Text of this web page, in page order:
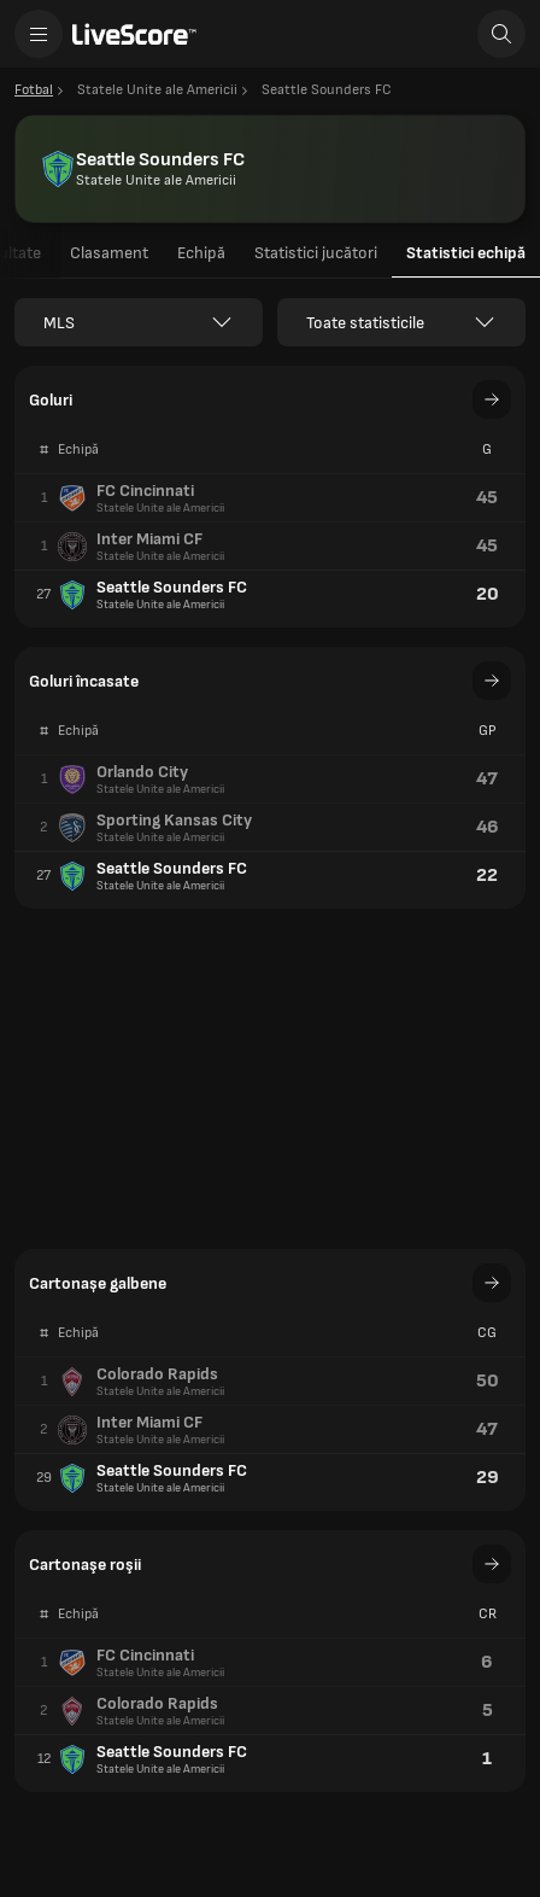
Fotbal Statele Unite ale Americii Seattle Sounders FC
Seattle Sounders FC
Statele Unite ale Americii
Clasament Echipă Statistici jucători Statistici echipă
MLS Toate statisticile
Goluri
# Echipă G
1 FC Cincinnati
Statele Unite ale Americii 45
1 Inter Miami CF
Statele Unite ale Americii 45
27 Seattle Sounders FC
Statele Unite ale Americii 20
Goluri încasate
# Echipă GP
1 Orlando City
Statele Unite ale Americii 47
2 Sporting Kansas City
Statele Unite ale Americii 46
27 Seattle Sounders FC
Statele Unite ale Americii 22
Cartonașe galbene
# Echipă CG
1 Colorado Rapids
Statele Unite ale Americii 50
2 Inter Miami CF
Statele Unite ale Americii 47
29 Seattle Sounders FC
Statele Unite ale Americii 29
Cartonaşe roşii
# Echipă CR
1 FC Cincinnati
Statele Unite ale Americii 6
2 Colorado Rapids
Statele Unite ale Americii 5
12 Seattle Sounders FC
Statele Unite ale Americii 1